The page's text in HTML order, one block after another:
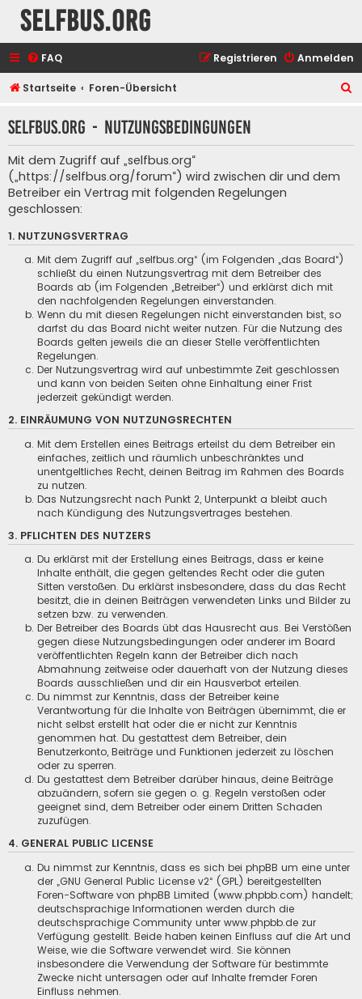
selfbus.org
FAQ Anmelden
Registrieren
Startseite Foren-Übersicht
h
selfbus.org - Nutzungsbedingungen
Mit dem Zugriff auf „selfbus.org“
(„https://selfbus.org/forum“) wird zwischen dir und dem
Betreiber ein Vertrag mit folgenden Regelungen
geschlossen:
1. NUTZUNGSVERTRAG
Mit dem Zugriff auf „selfbus.org“ (im Folgenden „das Board“)
schließt du einen Nutzungsvertrag mit dem Betreiber des
Boards ab (im Folgenden „Betreiber“) und erklärst dich mit
den nachfolgenden Regelungen einverstanden.
Wenn du mit diesen Regelungen nicht einverstanden bist, so
darfst du das Board nicht weiter nutzen. Für die Nutzung des
Boards gelten jeweils die an dieser Stelle veröffentlichten
Regelungen.
Der Nutzungsvertrag wird auf unbestimmte Zeit geschlossen
und kann von beiden Seiten ohne Einhaltung einer Frist
jederzeit gekündigt werden.
2. EINRÄUMUNG VON NUTZUNGSRECHTEN
Mit dem Erstellen eines Beitrags erteilst du dem Betreiber ein
einfaches, zeitlich und räumlich unbeschränktes und
unentgeltliches Recht, deinen Beitrag im Rahmen des Boards
zu nutzen.
Das Nutzungsrecht nach Punkt 2, Unterpunkt a bleibt auch
nach Kündigung des Nutzungsvertrages bestehen.
3. PFLICHTEN DES NUTZERS
Du erklärst mit der Erstellung eines Beitrags, dass er keine
Inhalte enthält, die gegen geltendes Recht oder die guten
Sitten verstoßen. Du erklärst insbesondere, dass du das Recht
besitzt, die in deinen Beiträgen verwendeten Links und Bilder zu
setzen bzw. zu verwenden.
Der Betreiber des Boards übt das Hausrecht aus. Bei Verstößen
gegen diese Nutzungsbedingungen oder anderer im Board
veröffentlichten Regeln kann der Betreiber dich nach
Abmahnung zeitweise oder dauerhaft von der Nutzung dieses
Boards ausschließen und dir ein Hausverbot erteilen.
Du nimmst zur Kenntnis, dass der Betreiber keine
Verantwortung für die Inhalte von Beiträgen übernimmt, die er
nicht selbst erstellt hat oder die er nicht zur Kenntnis
genommen hat. Du gestattest dem Betreiber, dein
Benutzerkonto, Beiträge und Funktionen jederzeit zu löschen
oder zu sperren.
Du gestattest dem Betreiber darüber hinaus, deine Beiträge
abzuändern, sofern sie gegen o. g. Regeln verstoßen oder
geeignet sind, dem Betreiber oder einem Dritten Schaden
zuzufügen.
4. GENERAL PUBLIC LICENSE
Du nimmst zur Kenntnis, dass es sich bei phpBB um eine unter
der „GNU General Public License v2“ (GPL) bereitgestellten
Foren-Software von phpBB Limited (www.phpbb.com) handelt;
deutschsprachige Informationen werden durch die
deutschsprachige Community unter www.phpbb.de zur
Verfügung gestellt. Beide haben keinen Einfluss auf die Art und
Weise, wie die Software verwendet wird. Sie können
insbesondere die Verwendung der Software für bestimmte
Zwecke nicht untersagen oder auf Inhalte fremder Foren
Einfluss nehmen.